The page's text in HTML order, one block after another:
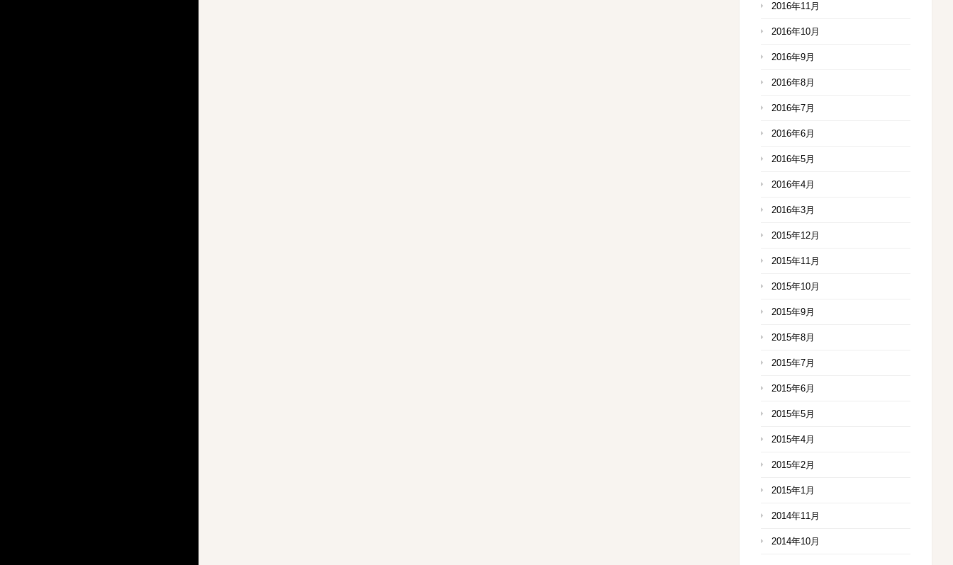
2016年11月
2016年10月
2016年9月
2016年8月
2016年7月
2016年6月
2016年5月
2016年4月
2016年3月
2015年12月
2015年11月
2015年10月
2015年9月
2015年8月
2015年7月
2015年6月
2015年5月
2015年4月
2015年2月
2015年1月
2014年11月
2014年10月